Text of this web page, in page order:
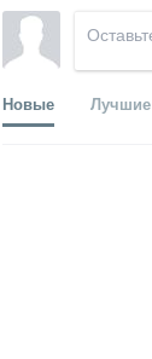
Новые Лучшие